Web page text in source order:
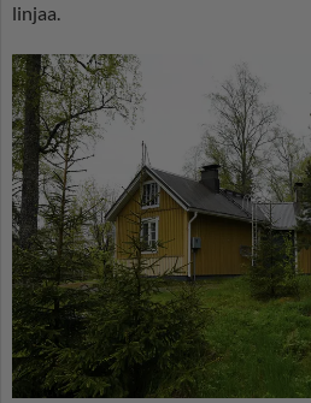
linjaa.